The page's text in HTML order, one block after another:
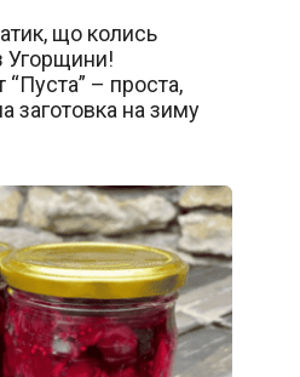
що колись
Угорщини!
“Пуста” – проста,
заготовка на зиму